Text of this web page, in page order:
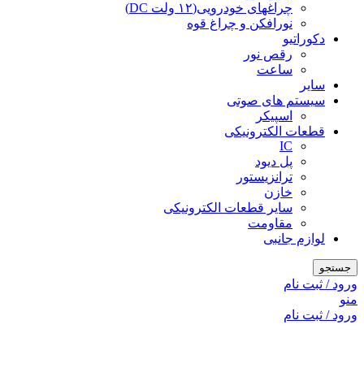
چراغهای خودرویی(۱۲ ولت DC)
نورافکن و چراغ قوه
دکوراتیو
رقص نور
ساعت
سایر
سیستم های صوتی
اسپیکر
قطعات الکترونیکی
IC
پل دیود
ترانزیستور
خازن
سایر قطعات الکترونیکی
مقاومت
لوازم جانبی
جستجو
ورود / ثبت نام
منو
ورود / ثبت نام